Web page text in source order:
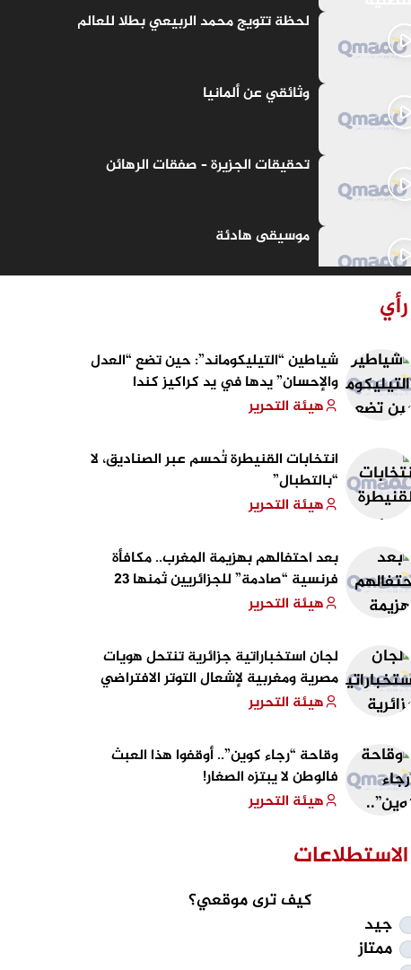
لحظة تتويج محمد الربيعي بطلا للعالم
وثائقي عن ألمانيا
تحقيقات الجزيرة – صفقات الرهائن
موسيقى هادئة
سفينة في المحيط الهندي
طبيعة
رأي
شياطين “التيليكوماند”: حين تضع “العدل
والإحسان” يدها في يد كراكيز كندا
والجزائر!
هيئة التحرير
انتخابات القنيطرة تُحسم عبر الصناديق، لا
“بالتطبال”
هيئة التحرير
بعد احتفالهم بهزيمة المغرب.. مكافأة
فرنسية “صادمة” للجزائريين ثمنها 23
جمجمة
هيئة التحرير
لجان استخباراتية جزائرية تنتحل هويات
مصرية ومغربية لإشعال التوتر الافتراضي
هيئة التحرير
وقاحة “رجاء كوين”.. أوقفوا هذا العبث
فالوطن لا يبتزه الصغار!
هيئة التحرير
الاستطلاعات
كيف ترى موقعي؟
جيد
ممتاز